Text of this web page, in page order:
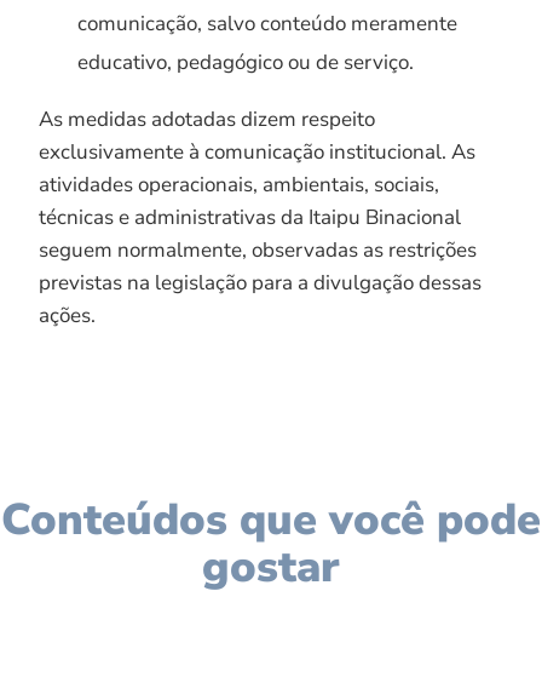
comunicação, salvo conteúdo meramente
educativo, pedagógico ou de serviço.
As medidas adotadas dizem respeito
exclusivamente à comunicação institucional. As
atividades operacionais, ambientais, sociais,
técnicas e administrativas da Itaipu Binacional
seguem normalmente, observadas as restrições
previstas na legislação para a divulgação dessas
ações.
Conteúdos que você pode
gostar